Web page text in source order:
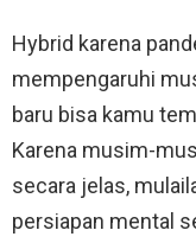
Hybrid karena
mempengaruhi
baru bisa kamu
Karena musim-
secara jelas,
persiapan mental